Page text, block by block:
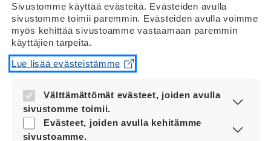
Hoitolapsi on lapsi, jota joku hoitaa
säännöllisesti.
Jos esimerkiksi minä hoidan jonkun toisen
lasta kerran viikossa, tuo lapsi on minun
hoitolapseni. Hän ei siis ole minun oma
lapseni vaan jonkun muun lapsi, josta minä
huolehdin kerran viikossa.
Sivustomme käyttää evästeitä. Evästeiden avulla
sivustomme toimii paremmin. Evästeiden avulla voimme
myös kehittää sivustoamme vastaamaan paremmin
käyttäjien tarpeita.
Lue lisää evästeistämme
Välttämättömät evästeet, joiden avulla
sivustomme toimii.
Nämä evästeet ovat aina käytössä, jotta
sivustoamme voi käyttää sujuvasti ja
Evästeet, joiden avulla kehitämme
sivustoamme.